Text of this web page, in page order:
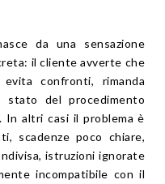
da una sensazione
il cliente avverte che
evita confronti, rimanda
stato del procedimento
In altri casi il problema è
scadenze poco chiare,
istruzioni ignorate
incompatibile con il